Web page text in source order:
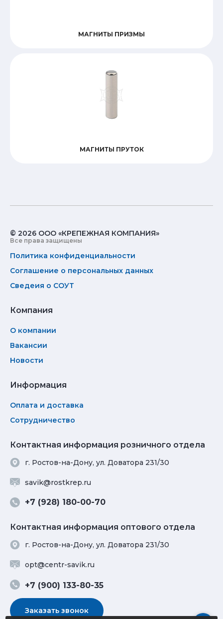
МАГНИТЫ ПРИЗМЫ
МАГНИТЫ ПРУТОК
© 2026 ООО «КРЕПЕЖНАЯ КОМПАНИЯ»
Все права защищены
Политика конфиденциальности
Соглашение о персональных данных
Сведеия о СОУТ
Компания
О компании
Вакансии
Новости
Информация
Оплата и доставка
Сотрудничество
Контактная информация розничного отдела
г. Ростов-на-Дону, ул. Доватора 231/30
savik@rostkrep.ru
+7 (928) 180-00-70
Контактная информация оптового отдела
г. Ростов-на-Дону, ул. Доватора 231/30
opt@centr-savik.ru
+7 (900) 133-80-35
Заказать звонок